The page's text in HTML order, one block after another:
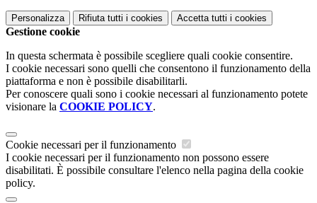
Personalizza Rifiuta tutti i cookies Accetta tutti i cookies
Gestione cookie
In questa schermata è possibile scegliere quali cookie consentire.
I cookie necessari sono quelli che consentono il funzionamento della
piattaforma e non è possibile disabilitarli.
Per conoscere quali sono i cookie necessari al funzionamento potete
visionare la COOKIE POLICY.
Cookie necessari per il funzionamento
I cookie necessari per il funzionamento non possono essere
disabilitati. È possibile consultare l'elenco nella pagina della cookie
policy.